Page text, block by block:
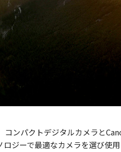
コンパクトデジタルカメラと
ジーで最適なカメラを選び使用